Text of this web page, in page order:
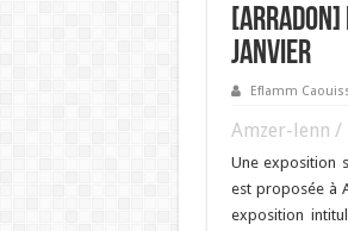
janvier
Eflamm
Amzer-lenn /
Une exposition
est proposée à
exposition